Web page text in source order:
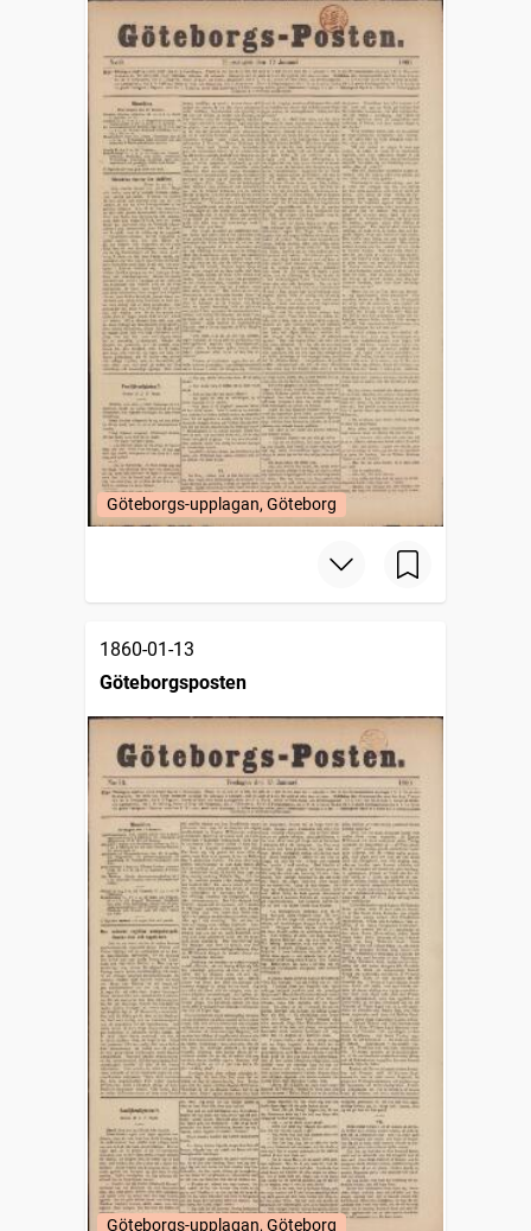
Göteborgs-upplagan, Göteborg
1860-01-13
Göteborgsposten
Göteborgs-upplagan, Göteborg